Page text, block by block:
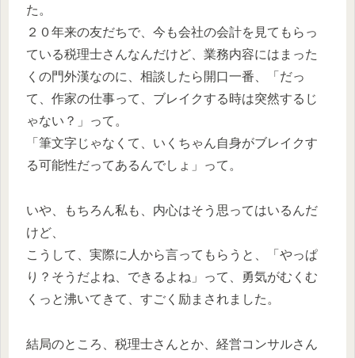
た。
２０年来の友だちで、今も会社の会計を見てもらっ
ている税理士さんなんだけど、業務内容にはまった
くの門外漢なのに、相談したら開口一番、「だっ
て、作家の仕事って、ブレイクする時は突然するじ
ゃない？」って。
「筆文字じゃなくて、いくちゃん自身がブレイクす
る可能性だってあるんでしょ」って。
いや、もちろん私も、内心はそう思ってはいるんだ
けど、
こうして、実際に人から言ってもらうと、「やっぱ
り？そうだよね、できるよね」って、勇気がむくむ
くっと沸いてきて、すごく励まされました。
結局のところ、税理士さんとか、経営コンサルさん